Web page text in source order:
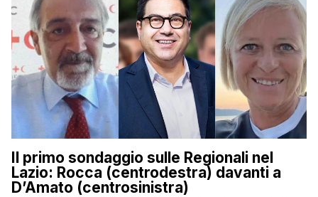
Il primo sondaggio sulle Regionali nel
Lazio: Rocca (centrodestra) davanti a
D’Amato (centrosinistra)